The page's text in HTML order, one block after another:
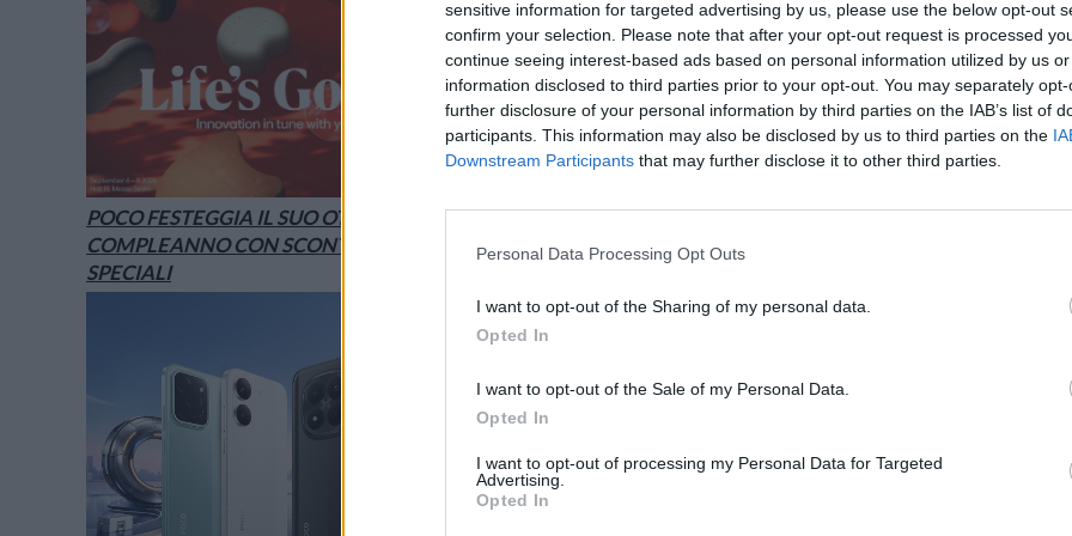
sensitive information for targeted advertising by us, please use the below opt-out
confirm your selection. Please note that after your opt-out request is processed
continue seeing interest-based ads based on personal information utilized by us
information disclosed to third parties prior to your opt-out. You may separately
further disclosure of your personal information by third parties on the IAB’s list of
participants. This information may also be disclosed by us to third parties on the
Downstream Participants that may further disclose it to other third parties.
Personal Data Processing Opt Outs
I want to opt-out of the Sharing of my personal data.
Opted In
I want to opt-out of the Sale of my Personal Data.
Opted In
I want to opt-out of processing my Personal Data for Targeted
Advertising.
Opted In
VIEW POST
VIEW POST
INWIT:
NUOVO
L’Assemblea
S.p.A.), riunita
il bilancio 2024 e
ROMA
PRIME 9
Prima fase del
operatore da
estesa a tutte le
BEI-INWIT:
POCO FESTEGGIA IL SUO OTTAVO
COMPLEANNO CON SCONTI E OFFERTE
SPECIALI